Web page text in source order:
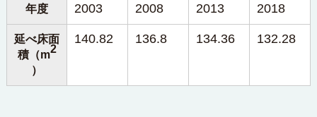
年度 2003 2008 2013 2018
延べ床面
積（m2
）
140.82 136.8 134.36 132.28